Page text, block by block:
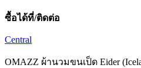
ซื้อได้ที่/ติดต่อ
Central
OMAZZ ผ้านวมขนเป็ด Eider